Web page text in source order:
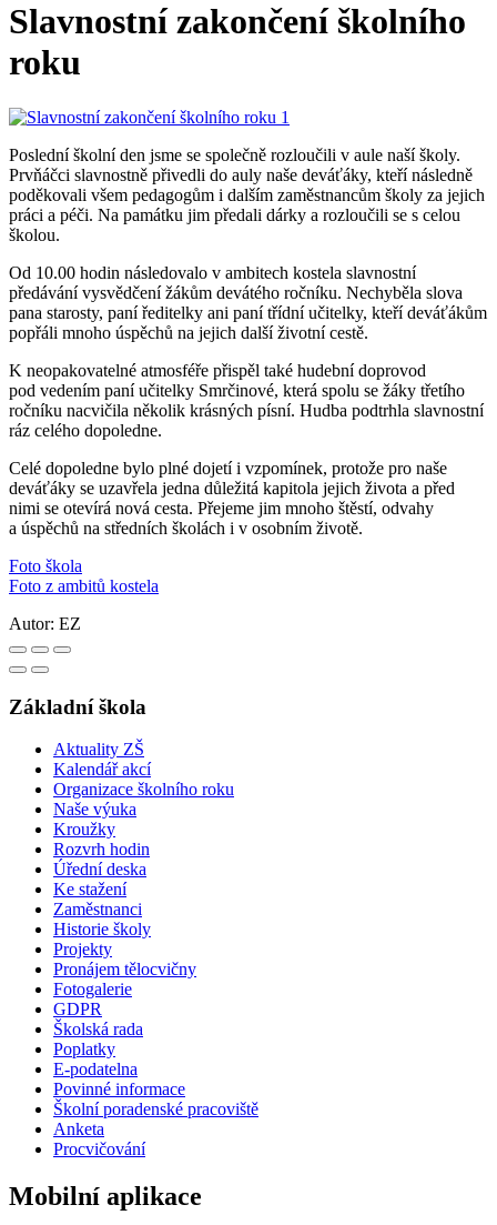
Slavnostní zakončení školního
roku
Poslední školní den jsme se společně rozloučili v aule naší školy.
Prvňáčci slavnostně přivedli do auly naše deváťáky, kteří následně
poděkovali všem pedagogům i dalším zaměstnancům školy za jejich
práci a péči. Na památku jim předali dárky a rozloučili se s celou
školou.
Od 10.00 hodin následovalo v ambitech kostela slavnostní
předávání vysvědčení žákům devátého ročníku. Nechyběla slova
pana starosty, paní ředitelky ani paní třídní učitelky, kteří deváťákům
popřáli mnoho úspěchů na jejich další životní cestě.
K neopakovatelné atmosféře přispěl také hudební doprovod
pod vedením paní učitelky Smrčinové, která spolu se žáky třetího
ročníku nacvičila několik krásných písní. Hudba podtrhla slavnostní
ráz celého dopoledne.
Celé dopoledne bylo plné dojetí i vzpomínek, protože pro naše
deváťáky se uzavřela jedna důležitá kapitola jejich života a před
nimi se otevírá nová cesta. Přejeme jim mnoho štěstí, odvahy
a úspěchů na středních školách i v osobním životě.
Foto škola
Foto z ambitů kostela
Autor: EZ
Základní škola
Aktuality ZŠ
Kalendář akcí
Organizace školního roku
Naše výuka
Kroužky
Rozvrh hodin
Úřední deska
Ke stažení
Zaměstnanci
Historie školy
Projekty
Pronájem tělocvičny
Fotogalerie
GDPR
Školská rada
Poplatky
E-podatelna
Povinné informace
Školní poradenské pracoviště
Anketa
Procvičování
Mobilní aplikace